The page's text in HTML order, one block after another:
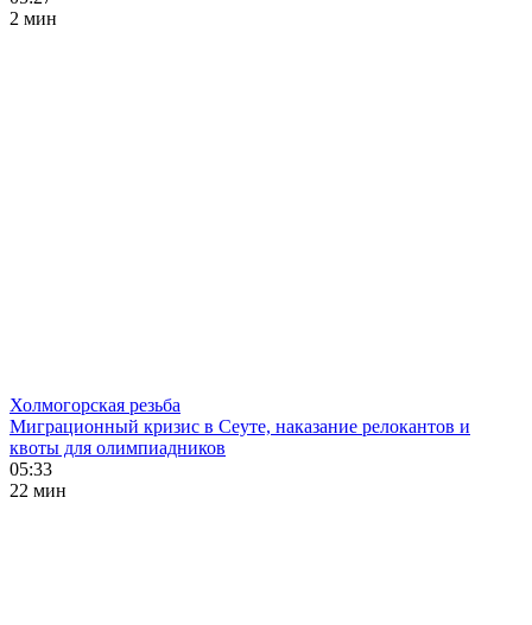
2 мин
Холмогорская резьба
Миграционный кризис в Сеуте, наказание релокантов и
квоты для олимпиадников
05:33
22 мин